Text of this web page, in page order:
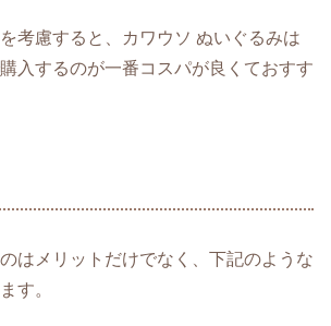
考慮すると、カワウソ ぬいぐるみは
入するのが一番コスパが良くておすす
はメリットだけでなく、下記のような
す。